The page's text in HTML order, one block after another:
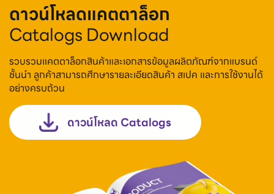
ดาวน์โหลดแคตตาล็อก
Catalogs Download
รวบรวมแคตตาล็อกสินค้าและเอกสารข้อมูลผลิตภัณฑ์จากแบรนด์
ชั้นนำ ลูกค้าสามารถศึกษารายละเอียดสินค้า สเปค และการใช้งานได้
อย่างครบถ้วน
ดาวน์โหลด Catalogs